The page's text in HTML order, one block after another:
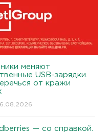
меняют
USB-зарядки.
от кражи
— со справкой.